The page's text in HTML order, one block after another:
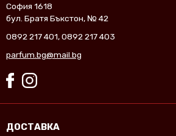
София 1618
бул. Братя Бъкстон, № 42
0892 217 401,0892 217 403
parfum.bg@mail.bg
ДОСТАВКА